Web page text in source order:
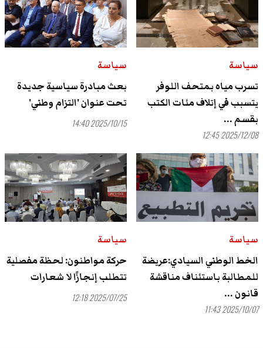
سياسة
تسرب مياه بمتحف اللوفر
يتسبب في إتلاف مئات الكتب
بقسم ...
2025/12/08 12:45
سياسة
بعث مبادرة سياسية جديدة
تحت عنوان 'التزام وطني'
2025/10/15 14:40
سياسة
الخط الوطني السيادي:عريضة
للمطالبة باستئناف مناقشة
قانون ...
2025/10/07 11:43
سياسة
حركة مواطنون: لحظة مفصلية
تتطلب إنجازًا لا شعارات
2025/07/25 12:18